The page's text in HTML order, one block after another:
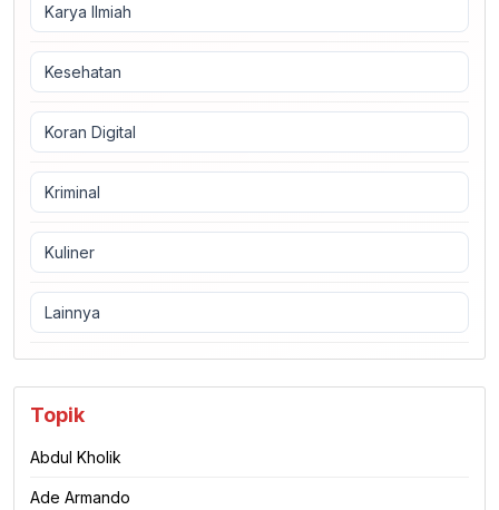
Karya Ilmiah
Kesehatan
Koran Digital
Kriminal
Kuliner
Lainnya
Topik
Abdul Kholik
Ade Armando